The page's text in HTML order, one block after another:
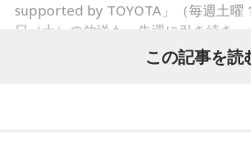
supported by TOYOTA」（毎週土曜
日（土）の放送も、先週に引き続き
本代表の福田正博さんが登場！ 当記
カップ26（以下、W杯）」でブラジ
この記事を読